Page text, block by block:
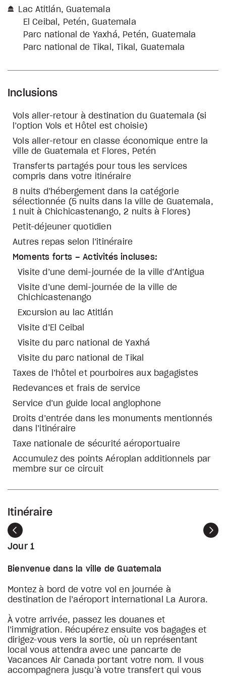
Lac Atitlán, Guatemala
El Ceibal, Petén, Guatemala
Parc national de Yaxhá, Petén, Guatemala
Parc national de Tikal, Tikal, Guatemala
Inclusions
Vols aller-retour à destination du Guatemala (si
l’option Vols et Hôtel est choisie)
Vols aller-retour en classe économique entre la
ville de Guatemala et Flores, Petén
Transferts partagés pour tous les services
compris dans votre itinéraire
8 nuits d’hébergement dans la catégorie
sélectionnée (5 nuits dans la ville de Guatemala,
1 nuit à Chichicastenango, 2 nuits à Flores)
Petit-déjeuner quotidien
Autres repas selon l’itinéraire
Moments forts – Activités incluses:
Visite d’une demi-journée de la ville d’Antigua
Visite d’une demi-journée de la ville de
Chichicastenango
Excursion au lac Atitlán
Visite d’El Ceibal
Visite du parc national de Yaxhá
Visite du parc national de Tikal
Taxes de l’hôtel et pourboires aux bagagistes
Redevances et frais de service
Service d’un guide local anglophone
Droits d’entrée dans les monuments mentionnés
dans l’itinéraire
Taxe nationale de sécurité aéroportuaire
Accumulez des points Aéroplan additionnels par
membre sur ce circuit
Itinéraire
Précédent
Jour 1
Bienvenue dans la ville de Guatemala
Montez à bord de votre vol en journée à
destination de l’aéroport international La Aurora.
À votre arrivée, passez les douanes et
l’immigration. Récupérez ensuite vos bagages et
dirigez-vous vers la sortie, où un représentant
local vous attendra avec une pancarte de
Vacances Air Canada portant votre nom. Il vous
accompagnera jusqu’à votre transfert qui vous